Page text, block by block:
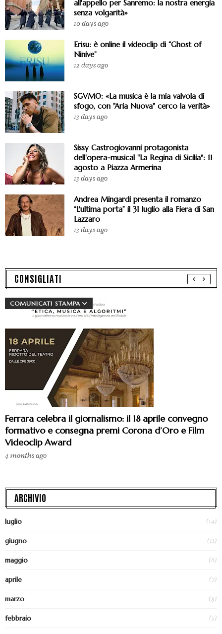
all'appello per Sanremo: la nostra energia
senza volgarità»
10 days ago
Erisu: è online il videoclip di “Ghost of
Ninive”
12 days ago
SGVMO: «La musica è la mia valvola di
sfogo, con "Aria Nuova" cerco la verità»
13 days ago
Sissy Castrogiovanni protagonista
dell'opera-musical "La Regina di Sicilia": 11
agosto a Piazza Armerina
13 days ago
Andrea Mingardi presenta il romanzo
“L'ultima porta” il 31 luglio alla Fiera di San
Lazzaro
13 days ago
CONSIGLIATI
COMUNICATI STAMPA
Ferrara celebra il giornalismo: il 18 aprile convegno
formativo e consegna premi Corona d’Oro e Film
Videoclip Award
4 months ago
ARCHIVIO
luglio (14)
giugno (11)
maggio (6)
aprile (7)
marzo (8)
febbraio (5)